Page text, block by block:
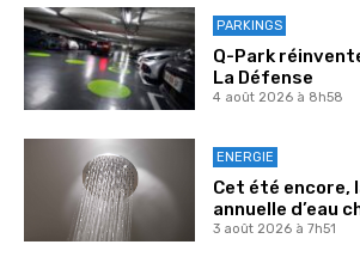
PARKINGS
Q-Park
La Défense
4 août 2026 à 8h58
ENERGIE
Cet été encore,
annuelle d’eau
3 août 2026 à 7h51